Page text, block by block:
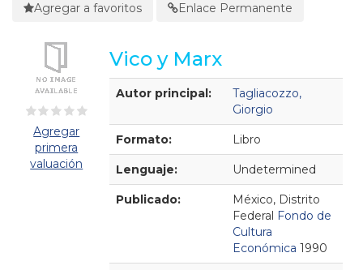
Agregar a favoritos Enlace Permanente
Agregar
primera
valuación
Vico y Marx
Detalles Bibliográficos
Autor principal:
Tagliacozzo,
Giorgio
Formato: Libro
Lenguaje: Undetermined
Publicado:
México, Distrito
Federal Fondo de
Cultura
Económica 1990